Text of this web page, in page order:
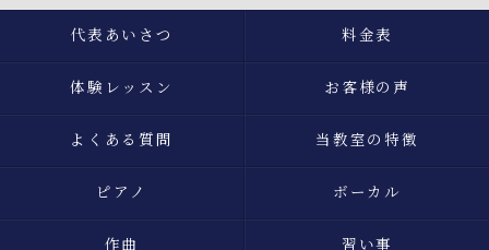
代表あいさつ 料金表
体験レッスン お客様の声
よくある質問 当教室の特徴
ピアノ ボーカル
作曲 習い事